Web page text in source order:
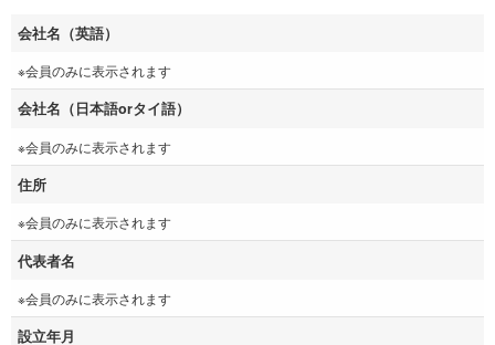
会社名（英語）
※会員のみに表示されます
会社名（日本語orタイ語）
※会員のみに表示されます
住所
※会員のみに表示されます
代表者名
※会員のみに表示されます
設立年月